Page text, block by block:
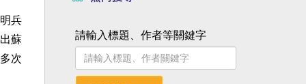
兵
蘇
次
請輸入標題、作者等關鍵字